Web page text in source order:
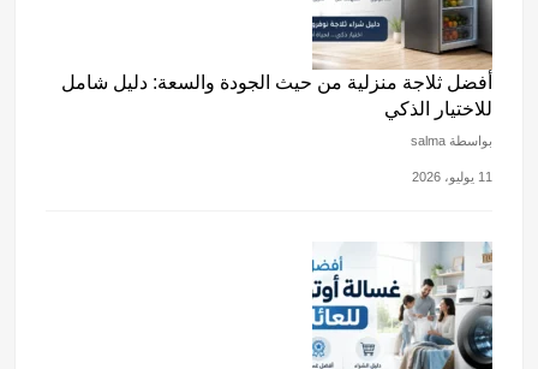
أفضل ثلاجة منزلية من حيث الجودة والسعة: دليل شامل
للاختيار الذكي
بواسطة salma
11 يوليو، 2026